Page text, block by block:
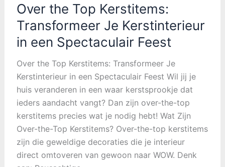
Over the Top Kerstitems:
Transformeer Je Kerstinterieur
in een Spectaculair Feest
Over the Top Kerstitems: Transformeer Je
Kerstinterieur in een Spectaculair Feest Wil jij je
huis veranderen in een waar kerstsprookje dat
ieders aandacht vangt? Dan zijn over-the-top
kerstitems precies wat je nodig hebt! Wat Zijn
Over-the-Top Kerstitems? Over-the-top kerstitems
zijn die geweldige decoraties die je interieur
direct omtoveren van gewoon naar WOW. Denk